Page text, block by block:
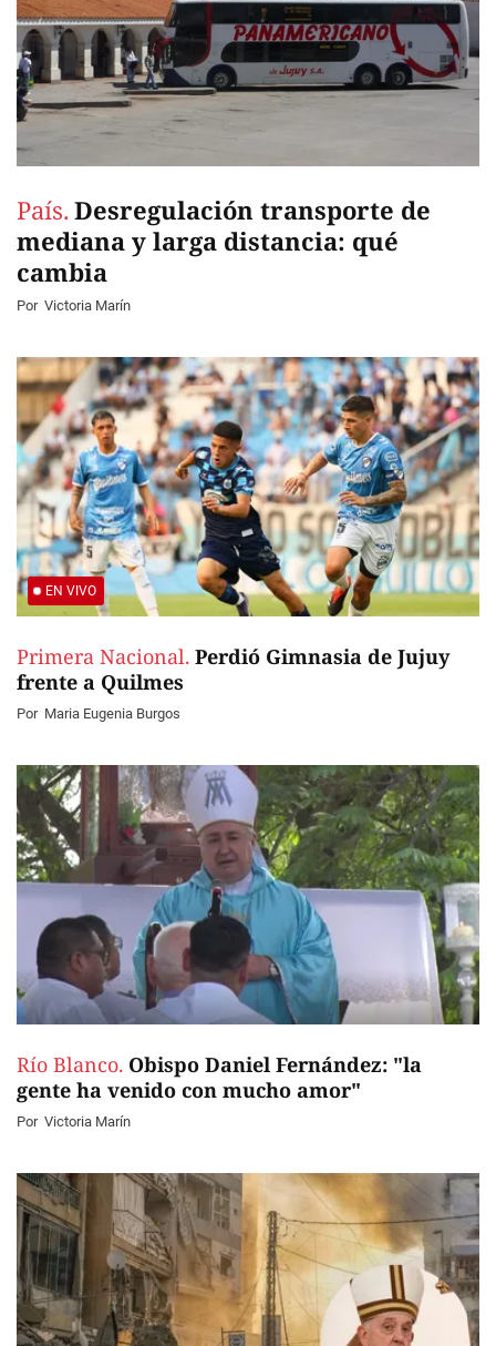
País. Desregulación transporte de
mediana y larga distancia: qué
cambia
Por Victoria Marín
EN VIVO
Primera Nacional. Perdió Gimnasia de Jujuy
frente a Quilmes
Por Maria Eugenia Burgos
Río Blanco. Obispo Daniel Fernández: "la
gente ha venido con mucho amor"
Por Victoria Marín